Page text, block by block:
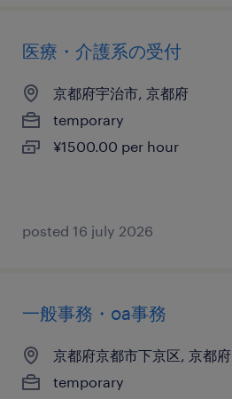
医療・介護系の受付
京都府宇治市, 京都府
temporary
¥1500.00 per hour
posted 16 july 2026
一般事務・oa事務
京都府京都市下京区, 京都府
temporary